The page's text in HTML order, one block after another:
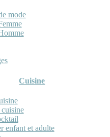
mode
Cuisine
enfant et adulte